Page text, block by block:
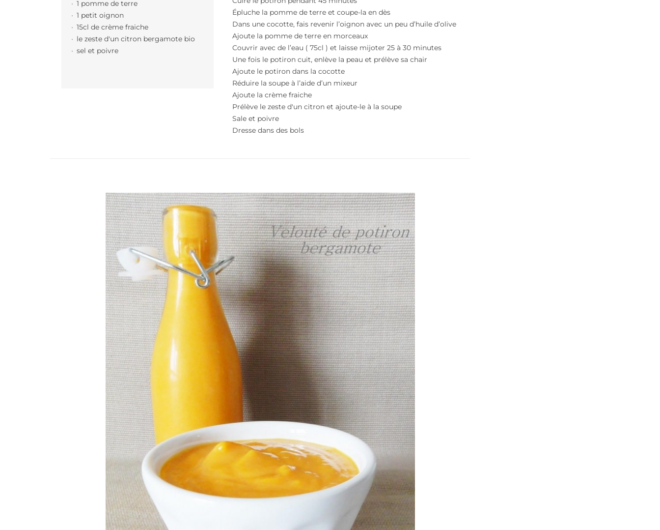
1 pomme de terre
1 petit oignon
15cl de crème fraiche
le zeste d'un citron bergamote bio
sel et poivre
Épluche la pomme de terre et coupe-la en dès
Dans une cocotte, fais revenir l’oignon avec un peu d’huile d’olive
Ajoute la pomme de terre en morceaux
Couvrir avec de l’eau ( 75cl ) et laisse mijoter 25 à 30 minutes
Une fois le potiron cuit, enlève la peau et prélève sa chair
Ajoute le potiron dans la cocotte
Réduire la soupe à l’aide d’un mixeur
Ajoute la crème fraiche
Prélève le zeste d'un citron et ajoute-le à la soupe
Sale et poivre
Dresse dans des bols